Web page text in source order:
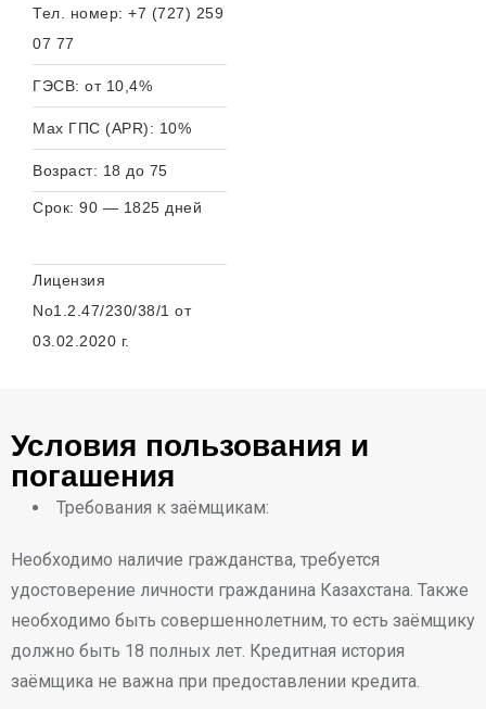
Тел. номер: +7 (727) 259
07 77
ГЭСВ: от 10,4%
Max ГПС (APR): 10%
Возраст: 18 до 75
Срок: 90 — 1825 дней
Лицензия
No1.2.47/230/38/1 от
03.02.2020 г.
Условия пользования и
погашения
Требования к заёмщикам:
Необходимо наличие гражданства, требуется
удостоверение личности гражданина Казахстана. Также
необходимо быть совершеннолетним, то есть заёмщику
должно быть 18 полных лет. Кредитная история
заёмщика не важна при предоставлении кредита.